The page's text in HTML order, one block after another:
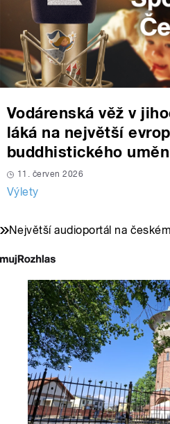
Vodárenská věž v
láká na největší
buddhistického
11. červen 2026
Výlety
Největší audioportál na